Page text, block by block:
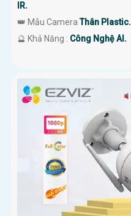
IR.
👑 Mẫu CameraThân Plastic.
️🔮 Khả Năng : Công Nghệ AI.